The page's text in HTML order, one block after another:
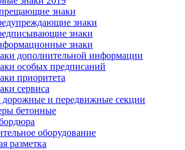
знаки
знаки
знаки
знаки
дополнительной информации
особых предписаний
приоритета
сервиса
дорожные и передвижные секции
бетонные
оборудование
разметка